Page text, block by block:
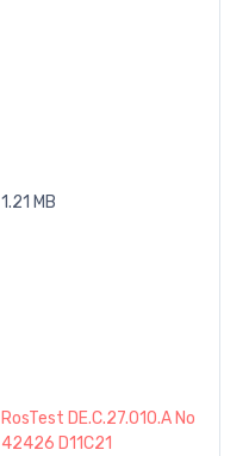
1.21 MB
RosTest DE.C.27.010.A No
42426 D11C21